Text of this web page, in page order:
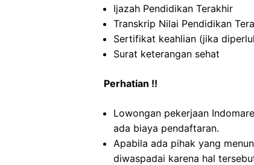
Ijazah Pendidikan Terakhir
Transkrip Nilai Pendidikan
Sertifikat keahlian (jika
Surat keterangan sehat
Perhatian !!
Lowongan pekerjaan
ada biaya pendaftaran.
Apabila ada pihak yang
diwaspadai karena hal